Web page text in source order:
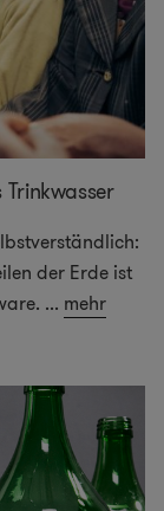
der Erde ist
... mehr